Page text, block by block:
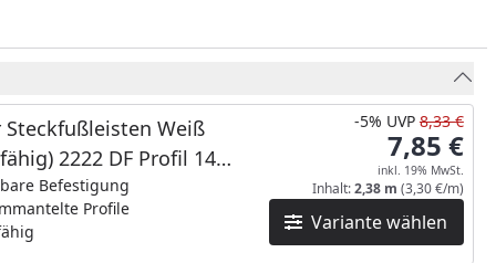
Steckfußleisten Weiß
2222 DF Profil 14
16MK_NEUE Länge
Befestigung
Profile
Variante wählen
-5% UVP 8,33 €
7,85 €
inkl. 19% MwSt.
Inhalt:2,38 m (3,30 €/m)